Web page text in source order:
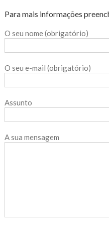
Para mais informações
O seu nome (obrigatório)
O seu e-mail (obrigatório)
Assunto
A sua mensagem